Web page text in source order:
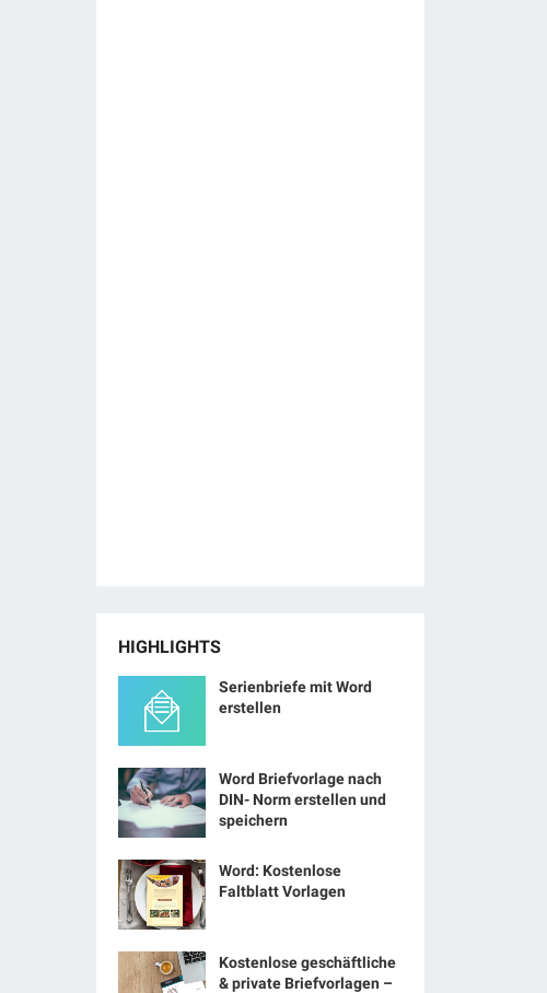
HIGHLIGHTS
Serienbriefe mit Word
erstellen
Word Briefvorlage nach
DIN- Norm erstellen und
speichern
Word: Kostenlose
Faltblatt Vorlagen
Kostenlose geschäftliche
& private Briefvorlagen –